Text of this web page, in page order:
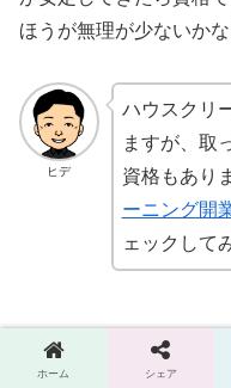
ほうが無理が少ないかな
ヒデ
ハウスクリ
ますが、取
資格もあり
ーニング開
ェックして
ホーム シェア